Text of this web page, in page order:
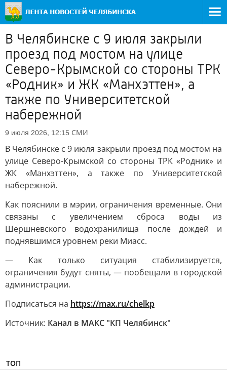
В Челябинске с 9 июля закрыли
проезд под мостом на улице
Северо-Крымской со стороны ТРК
«Родник» и ЖК «Манхэттен», а
также по Университетской
набережной
9 июля 2026, 12:15 СМИ
В Челябинске с 9 июля закрыли проезд под мостом на
улице Северо-Крымской со стороны ТРК «Родник» и
ЖК «Манхэттен», а также по Университетской
набережной.
Как пояснили в мэрии, ограничения временные. Они
связаны с увеличением сброса воды из
Шершневского водохранилища после дождей и
поднявшимся уровнем реки Миасс.
— Как только ситуация стабилизируется,
ограничения будут сняты, — пообещали в городской
администрации.
Подписаться на https://max.ru/chelkp
Источник: Канал в МАКС "КП Челябинск"
ТОП